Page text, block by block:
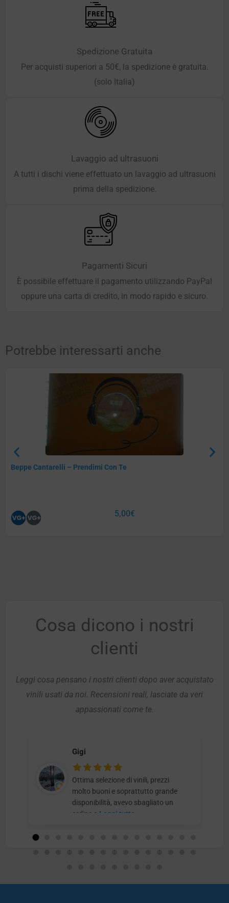
Spedizione Gratuita
Per acquisti superiori a 50€, la spedizione è gratuita.
(solo Italia)
Lavaggio ad ultrasuoni
A tutti i dischi viene effettuato un lavaggio ad ultrasuoni
prima della spedizione.
Pagamenti Sicuri
È possibile effettuare il pagamento utilizzando PayPal
oppure una carta di credito, in modo rapido e sicuro.
Potrebbe interessarti anche
Beppe Cantarelli – Prendimi Con Te
5,00€
Cosa dicono i nostri
clienti
Leggi cosa pensano i nostri clienti dopo aver acquistato
vinili usati da noi. Recensioni reali, lasciate da veri
appassionati come te.
Gigi
Ottima selezione di vinili, prezzi
molto buoni e soprattutto grande
disponibilità, avevo sbagliato un
ordine e Leggi tutto